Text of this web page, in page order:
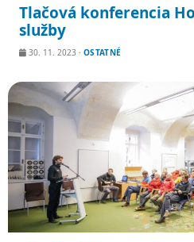
Tlačová konferencia
služby
30. 11. 2023 · OSTATNÉ